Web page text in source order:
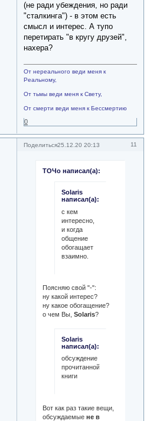
(не ради убеждения, но ради
"сталкинга") - в этом есть
смысл и интерес. А тупо
перетирать "в кругу друзей",
нахера?
От нереального веди меня к
Реальному,
От тьмы веди меня к Свету,
От смерти веди меня к Бессмертию
0
Поделиться 11
25.12.20 20:13
ТОЧо написал(а):
Solaris
написал(а):
с кем
интересно,
и когда
общение
обогащает
взаимно.
Поясняю свой "-":
ну какой интерес?
ну какое обогащение?
о чем Вы, Solaris?
Solaris
написал(а):
обсуждение
прочитанной
книги
Вот как раз такие вещи,
обсуждаемые не в